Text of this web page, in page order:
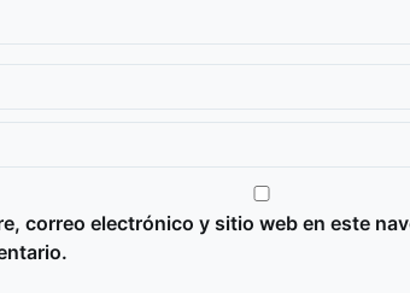
correo electrónico y sitio web en este